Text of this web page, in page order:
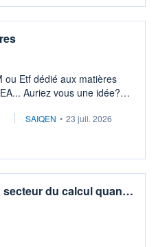
ou Etf dédié aux matières
Auriez vous une idée?
SAIQEN • 23 juil. 2026
secteur du calcul quan…